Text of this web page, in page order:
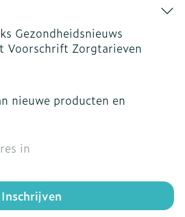
Gezondheidsnieuws
Voorschrift Zorgtarieven
nieuwe producten en
Inschrijven